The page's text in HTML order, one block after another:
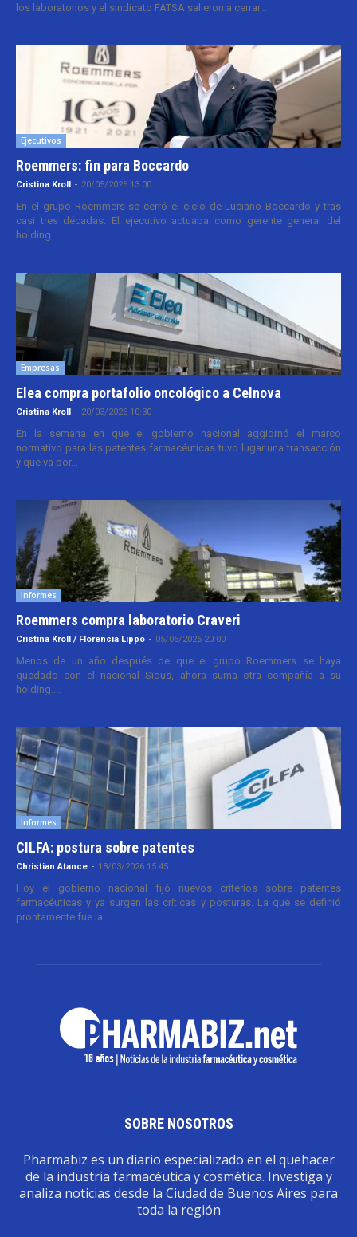
los laboratorios y el sindicato FATSA salieron a cerrar...
Ejecutivos
Roemmers: fin para Boccardo
Cristina Kroll - 20/05/2026 13:00
En el grupo Roemmers se cerró el ciclo de Luciano Boccardo y tras
casi tres décadas. El ejecutivo actuaba como gerente general del
holding...
Empresas
Elea compra portafolio oncológico a Celnova
Cristina Kroll - 20/03/2026 10:30
En la semana en que el gobierno nacional aggiornó el marco
normativo para las patentes farmacéuticas tuvo lugar una transacción
y que va por...
Informes
Roemmers compra laboratorio Craveri
Cristina Kroll / Florencia Lippo - 05/05/2026 20:00
Menos de un año después de que el grupo Roemmers se haya
quedado con el nacional Sidus, ahora suma otra compañía a su
holding....
Informes
CILFA: postura sobre patentes
Christian Atance - 18/03/2026 15:45
Hoy el gobierno nacional fijó nuevos criterios sobre patentes
farmacéuticas y ya surgen las críticas y posturas. La que se definió
prontamente fue la...
SOBRE NOSOTROS
Pharmabiz es un diario especializado en el quehacer
de la industria farmacéutica y cosmética. Investiga y
analiza noticias desde la Ciudad de Buenos Aires para
toda la región